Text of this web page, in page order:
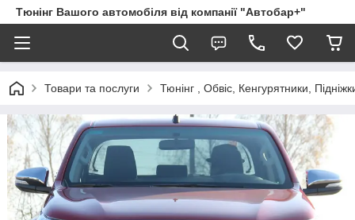
Тюнінг Вашого автомобіля від компанії "Автобар+"
Товари та послуги Тюнінг , Обвіс, Кенгурятники,